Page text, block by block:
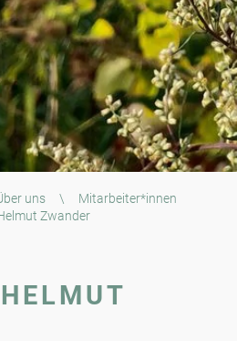
uns \
Mitarbeiter*innen
Zwander